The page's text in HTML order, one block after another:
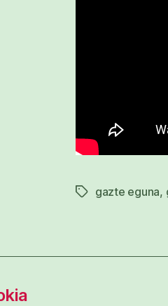
Etiketakgazte eguna,